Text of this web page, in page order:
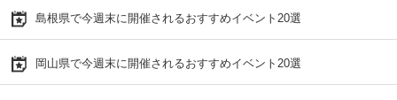
島根県で今週末に開催されるおすすめイベント20選
岡山県で今週末に開催されるおすすめイベント20選